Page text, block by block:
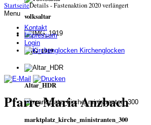
volksaltar
IMG_1919
Altar_HDR
marktplatz_kirche_ministranten_300
StartseiteDetails - Fastenaktion 2020 verlängert
Menu
Kontakt
Impressum
Login
Kirchenglocken
Pfarre Maria Anzbach